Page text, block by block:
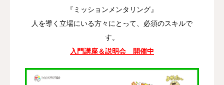
『ミッションメンタリング』
人を導く立場にいる方々にとって、必須のスキルで
す。
入門講座＆説明会 開催中